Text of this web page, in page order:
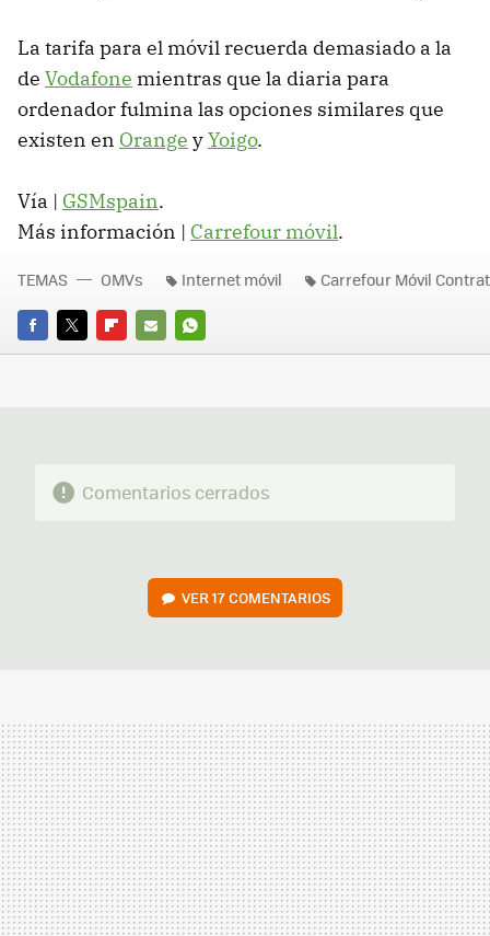
La tarifa para el móvil recuerda demasiado a la
de Vodafone mientras que la diaria para
ordenador fulmina las opciones similares que
existen en Orange yYoigo.
Vía | GSMspain.
Más información | Carrefour móvil.
FACEBOOK
TWITTERFLIPBOARD
E-
WHATSAPP
TEMAS OMVs Internet móvil Carrefour Móvil
Comentarios cerrados
VER17 COMENTARIOS